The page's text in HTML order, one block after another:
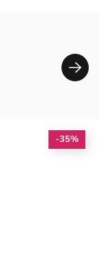
-35%